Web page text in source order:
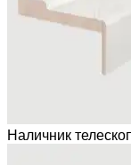
Наличник